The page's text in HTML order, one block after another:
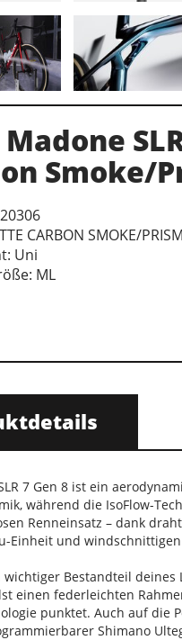
Smoke/
CARBON SMOKE/
Uni
ML
7 Gen 8 ist ein
während die IsoFlow-
Renneinsatz – dank
Einheit und
Bestandteil
einen federleichten
punktet. Auch auf die
Shimano